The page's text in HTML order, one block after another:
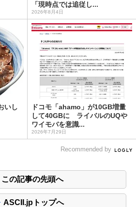
「現時点では追従し...
2026年8月4日
いし
ドコモ「ahamo」が10GB増量
して40GBに ライバルのUQや
ワイモバを意識...
2026年7月29日
Recommended by
この記事の先頭へ
ASCII.jpトップへ